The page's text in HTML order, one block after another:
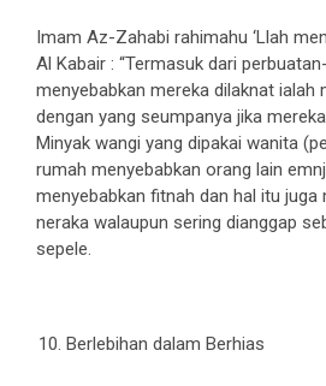
Imam Az-Zahabi rahimahu ‘Llah
Al Kabair : “Termasuk dari
menyebabkan mereka dilaknat ialah
dengan yang seumpanya jika
Minyak wangi yang dipakai wanita
rumah menyebabkan orang lain
menyebabkan fitnah dan hal itu
neraka walaupun sering dianggap
sepele.
Berlebihan dalam Berhias